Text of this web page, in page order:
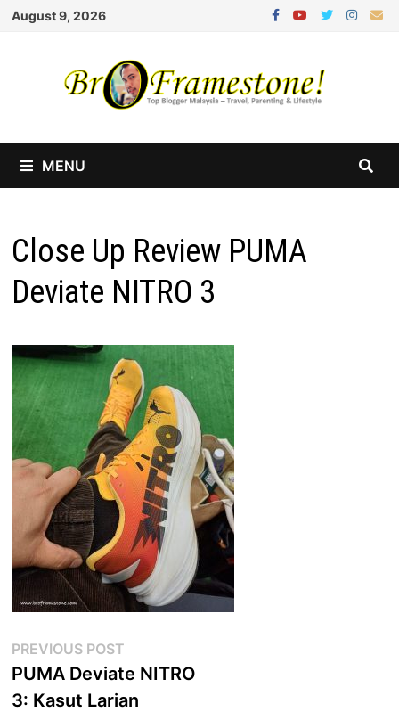
Skip
August 9, 2026
MENU
Close Up Review PUMA
Deviate NITRO 3
Post
navigation
PREVIOUS POST
post:
PUMA Deviate NITRO
3: Kasut Larian